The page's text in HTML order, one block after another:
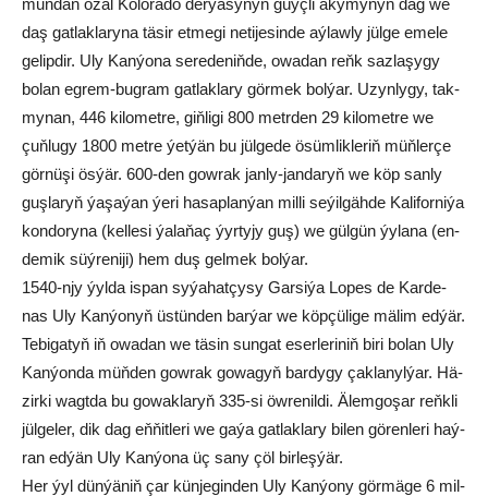
mun­dan ozal Ko­lo­ra­do der­ýa­sy­nyň güýç­li aky­my­nyň dag we
daş gat­lak­la­ry­na tä­sir et­me­gi ne­ti­je­sin­de aý­law­ly jül­ge eme­le
ge­lip­dir. Uly Kan­ýo­na se­re­de­niň­de, owa­dan reňk saz­la­şy­gy
bo­lan eg­rem-bug­ram gat­lak­la­ry gör­mek bol­ýar. Uzyn­ly­gy, tak­
my­nan, 446 ki­lo­met­re, giň­li­gi 800 metr­den 29 ki­lo­met­re we
çuň­lu­gy 1800 met­re ýet­ýän bu jül­ge­de ösüm­lik­le­riň müň­ler­çe
gör­nü­şi ös­ýär. 600-den gowrak jan­ly-jan­da­ryň we köp san­ly
guş­la­ryň ýa­şa­ýan ýe­ri ha­sap­lan­ýan mil­li se­ýil­gäh­de Ka­li­for­ni­ýa
kon­do­ry­na (kel­le­si ýa­la­ňaç ýyr­ty­jy guş) we gül­gün ýy­la­na (en­
de­mik süý­re­ni­ji) hem duş gel­mek bol­ýar.
1540-njy ýyl­da is­pan sy­ýa­hat­çy­sy Gar­si­ýa Lo­pes de Kar­de­
nas Uly Kan­ýo­nyň üs­tün­den bar­ýar we köp­çü­li­ge mä­lim ed­ýär.
Te­bi­ga­tyň iň owa­dan we tä­sin sun­gat eser­le­ri­niň bi­ri bo­lan Uly
Kan­ýon­da müň­den gow­rak go­wa­gyň bar­dy­gy çak­la­nyl­ýar. Hä­
zir­ki wagt­da bu go­wak­la­ryň 335-si öw­re­nil­di. Älem­go­şar reňk­li
jül­ge­ler, dik dag eň­ňit­le­ri we ga­ýa gat­lak­la­ry bi­len gö­ren­le­ri haý­
ran ed­ýän Uly Kan­ýo­na üç sa­ny çöl bir­leş­ýär.
Her ýyl dün­ýä­niň çar kün­je­gin­den Uly Kan­ýo­ny gör­mä­ge 6 mil­